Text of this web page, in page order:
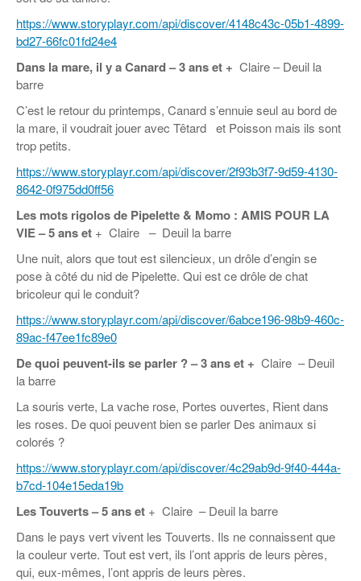
https://www.storyplayr.com/api/discover/4148c43c-05b1-4899-
bd27-66fc01fd24e4
Dans la mare, il y a Canard–3 ans et + Claire – Deuil la
barre
C’est le retour du printemps, Canard s’ennuie seul au bord de
la mare, il voudrait jouer avec Têtard et Poisson mais ils sont
trop petits.
https://www.storyplayr.com/api/discover/2f93b3f7-9d59-4130-
8642-0f975dd0ff56
Les mots rigolos de Pipelette & Momo : AMIS POUR LA
VIE– 5 ans et + Claire – Deuil la barre
Une nuit, alors que tout est silencieux, un drôle d’engin se
pose à côté du nid de Pipelette. Qui est ce drôle de chat
bricoleur qui le conduit?
https://www.storyplayr.com/api/discover/6abce196-98b9-460c-
89ac-f47ee1fc89e0
De quoi peuvent-ils se parler ?–3 ans et + Claire – Deuil
la barre
La souris verte, La vache rose, Portes ouvertes, Rient dans
les roses. De quoi peuvent bien se parler Des animaux si
colorés ?
https://www.storyplayr.com/api/discover/4c29ab9d-9f40-444a-
b7cd-104e15eda19b
Les Touverts –5 ans et + Claire – Deuil la barre
Dans le pays vert vivent les Touverts. Ils ne connaissent que
la couleur verte. Tout est vert, ils l’ont appris de leurs pères,
qui, eux-mêmes, l’ont appris de leurs pères.